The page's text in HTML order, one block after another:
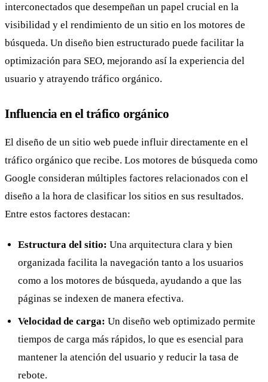
interconectados que desempeñan un papel crucial en la
visibilidad y el rendimiento de un sitio en los motores de
búsqueda. Un diseño bien estructurado puede facilitar la
optimización para SEO, mejorando así la experiencia del
usuario y atrayendo tráfico orgánico.
Influencia en el tráfico orgánico
El diseño de un sitio web puede influir directamente en el
tráfico orgánico que recibe. Los motores de búsqueda como
Google consideran múltiples factores relacionados con el
diseño a la hora de clasificar los sitios en sus resultados.
Entre estos factores destacan:
Estructura del sitio: Una arquitectura clara y bien
organizada facilita la navegación tanto a los usuarios
como a los motores de búsqueda, ayudando a que las
páginas se indexen de manera efectiva.
Velocidad de carga: Un diseño web optimizado permite
tiempos de carga más rápidos, lo que es esencial para
mantener la atención del usuario y reducir la tasa de
rebote.